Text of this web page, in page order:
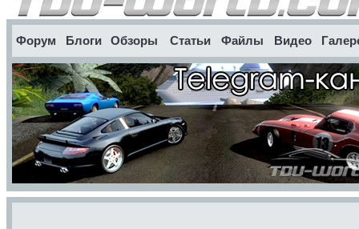
Форум Блоги Обзоры Статьи Файлы Видео